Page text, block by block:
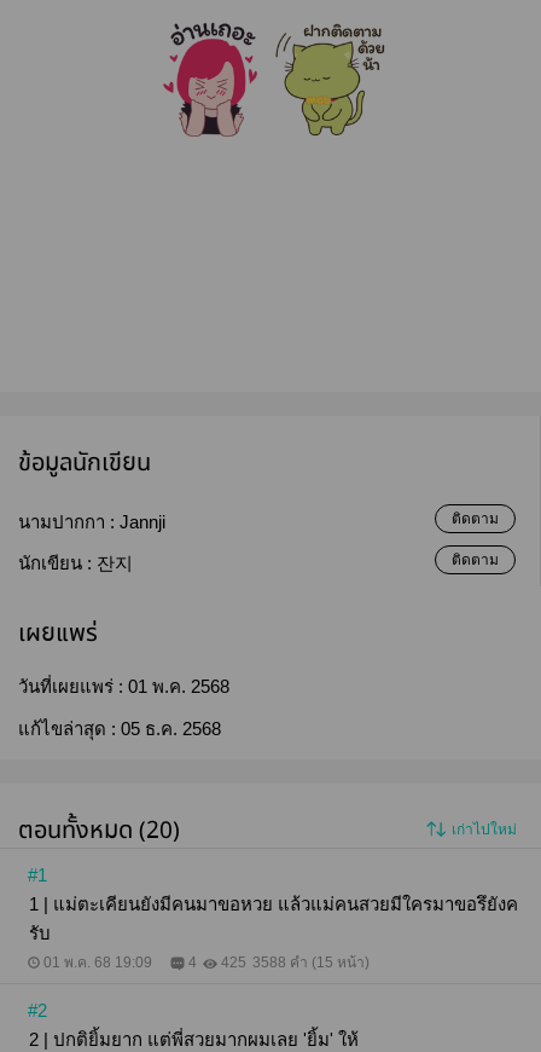
ข้อมูลนักเขียน
นามปากกา : Jannji ติดตาม
นักเขียน : 잔지 ติดตาม
เผยแพร่
วันที่เผยแพร่ : 01 พ.ค. 2568
แก้ไขล่าสุด : 05 ธ.ค. 2568
ตอนทั้งหมด (20) เก่าไปใหม่
#1
1 | แม่ตะเคียนยังมีคนมาขอหวย แล้วแม่คนสวยมีใครมาขอรึยังค
รับ
01 พ.ค. 68 19:09 4 425 3588 คำ (15 หน้า)
#2
2 | ปกติยิ้มยาก แต่พี่สวยมากผมเลย 'ยิ้ม' ให้